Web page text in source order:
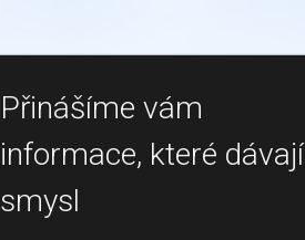
Přinášíme vám
informace, které dávají
smysl